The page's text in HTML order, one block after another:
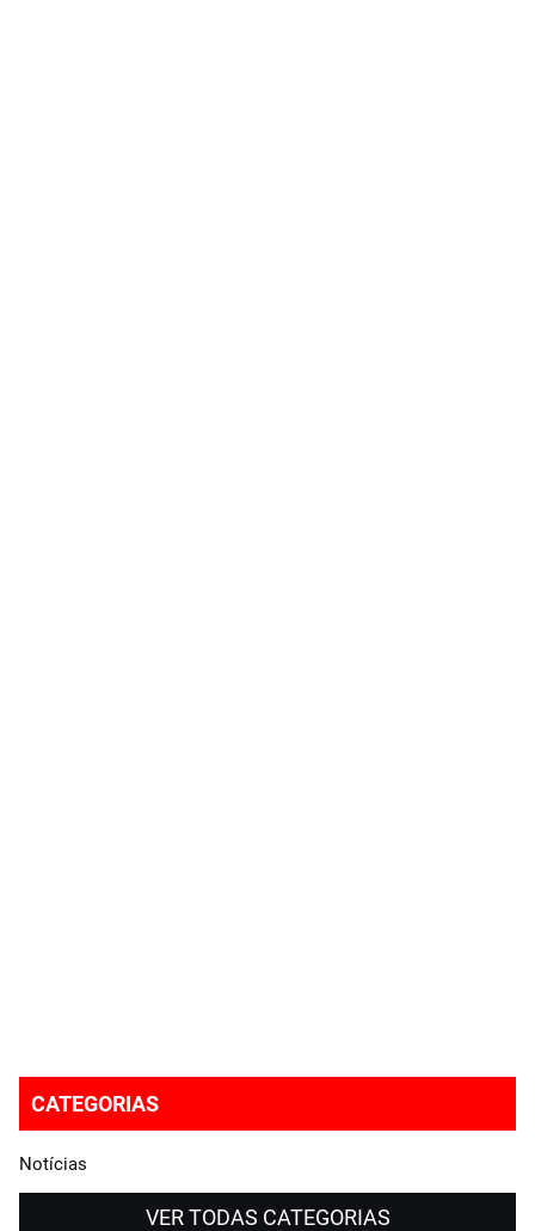
CATEGORIAS
Notícias
VER TODAS CATEGORIAS